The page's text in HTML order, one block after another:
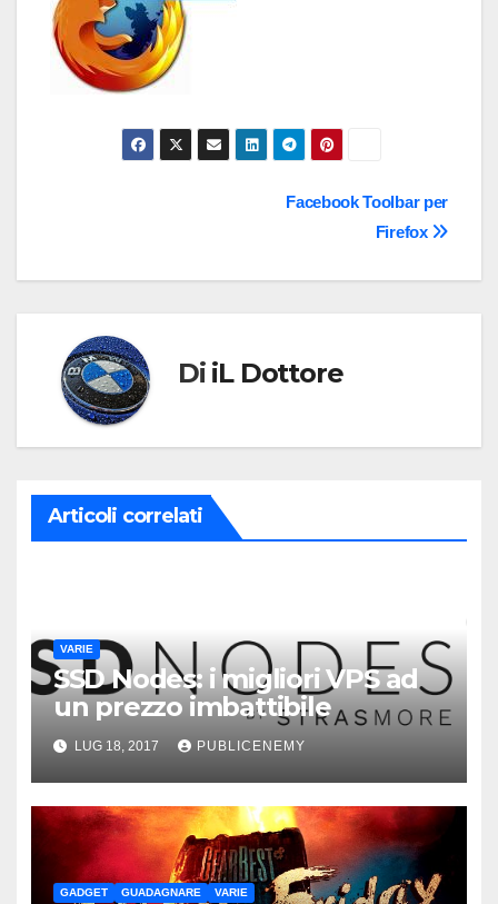
Facebook Toolbar per
Firefox
Di iL Dottore
Articoli correlati
VARIE
SSD Nodes: i migliori VPS ad
un prezzo imbattibile
LUG 18, 2017 PUBLICENEMY
GADGET GUADAGNARE VARIE